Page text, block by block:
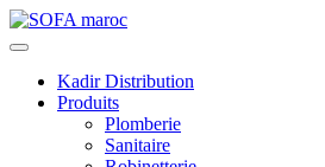
Kadir Distribution
Produits
Plomberie
Sanitaire